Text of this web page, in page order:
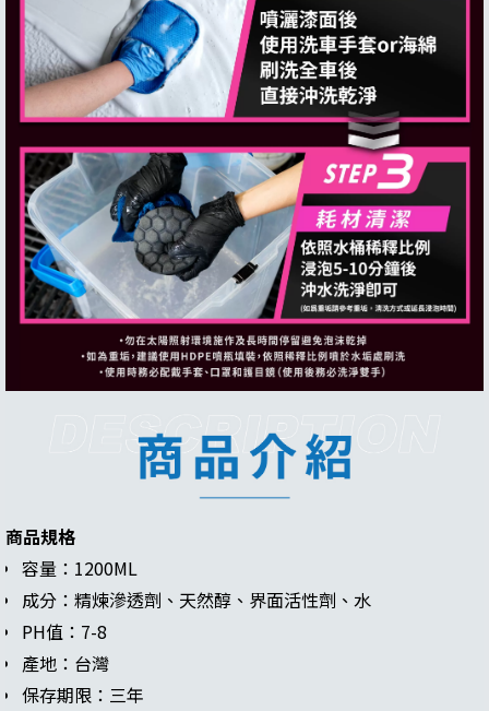
商品規格
容量：1200ML
成分：精煉滲透劑、天然醇、界面活性劑、水
PH值：7-8
產地：台灣
保存期限：三年